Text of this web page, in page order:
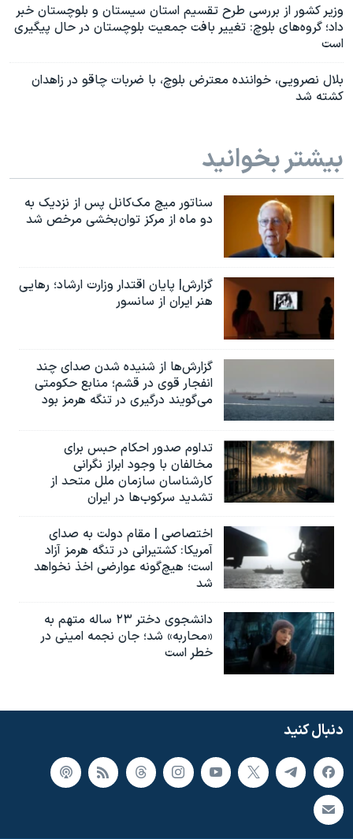
وزیر کشور از بررسی طرح تقسیم استان سیستان و بلوچستان خبر
داد؛ گروه‌های بلوچ: تغییر بافت جمعیت بلوچستان در حال پیگیری
است
بلال نصرویی، خواننده معترض بلوچ، با ضربات چاقو در زاهدان
کشته شد
بیشتر بخوانید
سناتور میچ مک‌کانل پس از نزدیک به
دو ماه از مرکز توان‌بخشی مرخص شد
گزارش| پایان اقتدار وزارت ارشاد؛ رهایی
هنر ایران از سانسور
گزارش‌ها از شنیده شدن صدای چند
انفجار قوی در قشم؛ منابع حکومتی
می‌گویند درگیری در تنگه هرمز بود
تداوم صدور احکام حبس برای
مخالفان با وجود ابراز نگرانی
کارشناسان سازمان ملل متحد از
تشدید سرکوب‌ها در ایران
اختصاصی | مقام دولت به صدای
آمریکا: کشتیرانی در تنگه هرمز آزاد
است؛ هیچ‌گونه عوارضی اخذ نخواهد
شد
دانشجوی دختر ۲۳ ساله متهم به
«محاربه» شد؛ جان نجمه امینی در
خطر است
دنبال کنید